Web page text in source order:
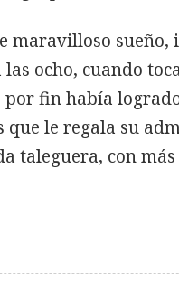
maravilloso
ocho, cuando
por fin había
que le regala su
taleguera, con